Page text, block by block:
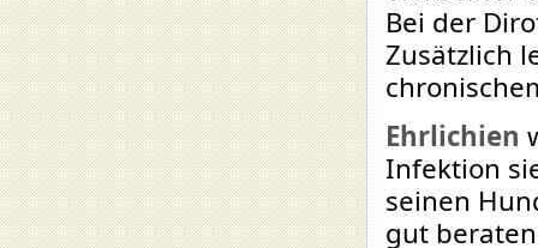
Bei der
Zusätzlich
Ehrlichien
Infektion
seinen
gut